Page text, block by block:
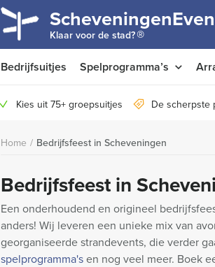
Klaar voor de stad?®
Bedrijfsuitjes Spelprogramma’s
Kies uit 75+ groepsuitjes De scherpste
Home / Bedrijfsfeest in Scheveningen
Bedrijfsfeest in
Een onderhoudend en origineel
anders! Wij leveren een unieke mix van
georganiseerde strandevents, die verder
spelprogramma'sen nog veel meer. Boek